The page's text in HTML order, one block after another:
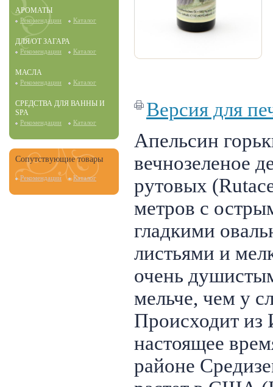
АРОМАТЫ
Рекомендации Каталог
ДЛЯ/ОТ ЗАГАРА
Рекомендации Каталог
МАСЛА
Рекомендации Каталог
СРЕДСТВА ДЛЯ ВАННЫ И
SPA
Рекомендации Каталог
Сопутствующие товары
Рекомендации Каталог
Версия для
Апельсин
вечнозеленое
рутовых
метров с
гладкими
листьями и
очень
мельче, чем у
Происходит
настоящее
районе